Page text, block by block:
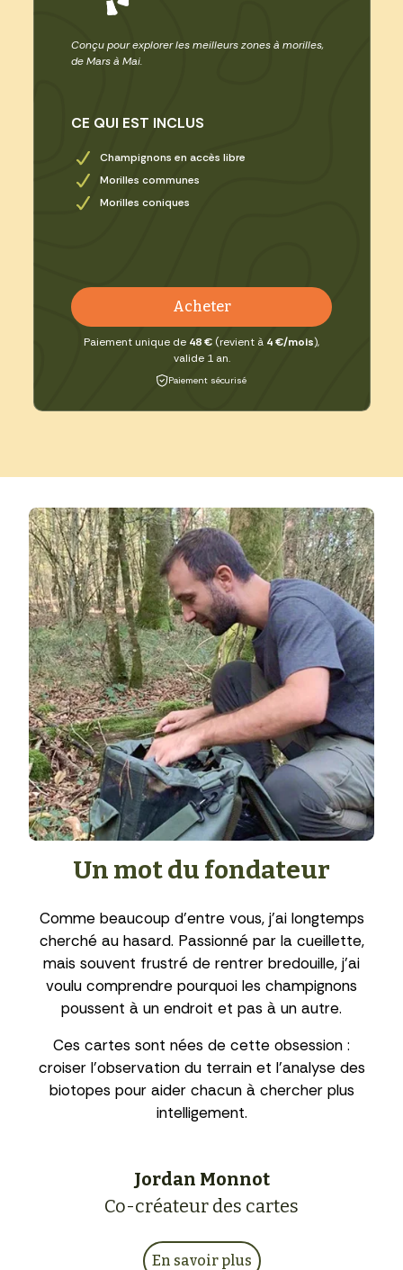
Conçu pour explorer les meilleurs zones à morilles,
de Mars à Mai.
CE QUI EST INCLUS
Champignons en accès libre
Morilles communes
Morilles coniques
Acheter
Paiement unique de 48 € (revient à 4 €/mois),
valide 1 an.
Paiement sécurisé
Un mot du fondateur
Comme beaucoup d’entre vous, j’ai longtemps
cherché au hasard. Passionné par la cueillette,
mais souvent frustré de rentrer bredouille, j’ai
voulu comprendre pourquoi les champignons
poussent à un endroit et pas à un autre.
Ces cartes sont nées de cette obsession :
croiser l’observation du terrain et l’analyse des
biotopes pour aider chacun à chercher plus
intelligement.
Jordan Monnot
Co-créateur des cartes
En savoir plus